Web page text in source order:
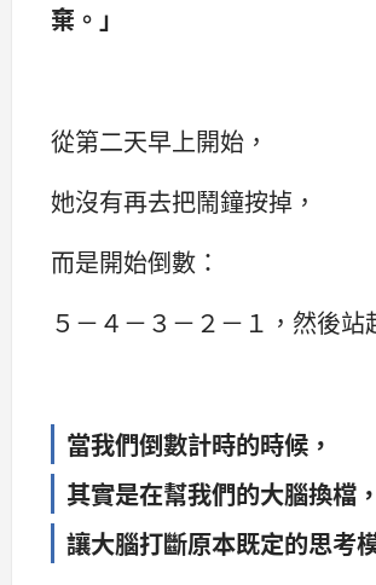
棄。」
從第二天早上開始，
她沒有再去把鬧鐘按掉，
而是開始倒數：
５－４－３－２－１，然後站
當我們倒數計時的時候，
其實是在幫我們的大腦換檔，
讓大腦打斷原本既定的思考